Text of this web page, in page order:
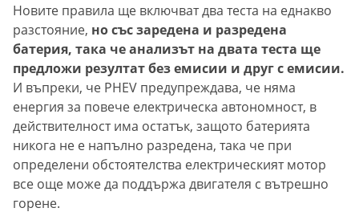
Новите правила ще включват два теста на еднакво
разстояние, но със заредена и разредена
батерия, така че анализът на двата теста ще
предложи резултат без емисии и друг с емисии.
И въпреки, че PHEV предупреждава, че няма
енергия за повече електрическа автономност, в
действителност има остатък, защото батерията
никога не е напълно разредена, така че при
определени обстоятелства електрическият мотор
все още може да поддържа двигателя с вътрешно
горене.